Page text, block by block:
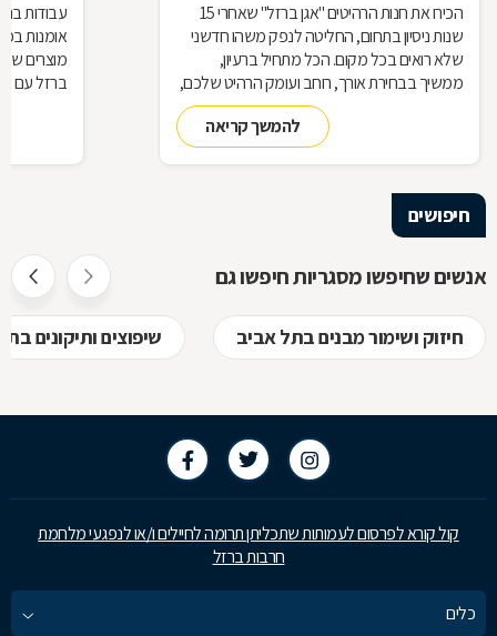
הכירו את חנות הרהיטים ''אגן ברזל'' שאחרי 15
שנות ניסיון בתחום, החליטה לנפק משהו חדשני
שלא רואים בכל מקום. הכל מתחיל ברעיון,
ממשיך בבחירת אורך, רוחב ועומק הרהיט שלכם,
ממשיך בייצור מקורי ממיטב חומרי הגלם ומסתיים
ביצירת הפתרון המרשים והמעשי ביותר עבורכם
להמשך קריאה
עבודות
אומנות
מוצרים
ברזל עם
חיפושים
אנשים שחיפשו מסגריות חיפשו גם
חיזוק ושימור מבנים בתל אביב שיפוצים ותיקונים
קול קורא לפרסום לעמותות שתכליתן תרומה לחיילים ו/או לנפגעי מלחמת
חרבות ברזל
כלים